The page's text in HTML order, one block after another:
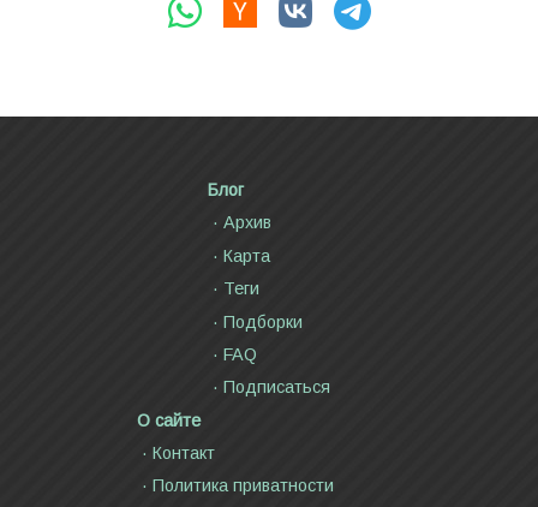
Блог
Архив
Карта
Теги
Подборки
FAQ
Подписаться
О сайте
Контакт
Политика приватности